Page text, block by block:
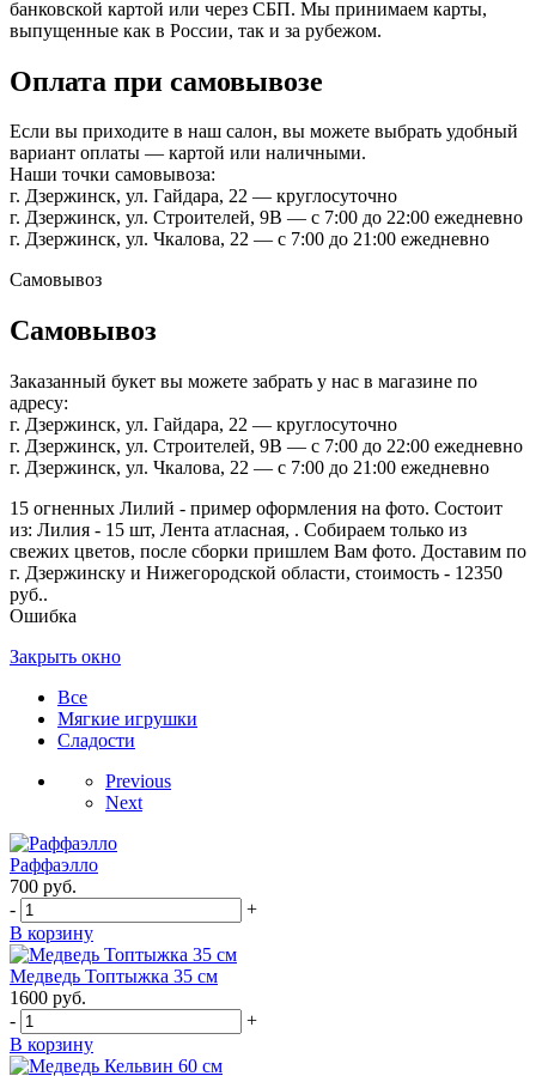
банковской картой или через СБП. Мы принимаем карты,
выпущенные как в России, так и за рубежом.
Оплата при самовывозе
Если вы приходите в наш салон, вы можете выбрать удобный
вариант оплаты — картой или наличными.
Наши точки самовывоза:
г. Дзержинск, ул. Гайдара, 22 — круглосуточно
г. Дзержинск, ул. Строителей, 9В — с 7:00 до 22:00 ежедневно
г. Дзержинск, ул. Чкалова, 22 — с 7:00 до 21:00 ежедневно
Самовывоз
Самовывоз
Заказанный букет вы можете забрать у нас в магазине по
адресу:
г. Дзержинск, ул. Гайдара, 22 — круглосуточно
г. Дзержинск, ул. Строителей, 9В — с 7:00 до 22:00 ежедневно
г. Дзержинск, ул. Чкалова, 22 — с 7:00 до 21:00 ежедневно
15 огненных Лилий - пример оформления на фото. Состоит
из: Лилия - 15 шт, Лента атласная, . Собираем только из
свежих цветов, после сборки пришлем Вам фото. Доставим по
г. Дзержинску и Нижегородской области, стоимость - 12350
руб..
Ошибка
Закрыть окно
Все
Мягкие игрушки
Сладости
Previous
Next
Раффаэлло
700 руб.
-
+
В корзину
Медведь Топтыжка 35 см
1600 руб.
-
+
В корзину